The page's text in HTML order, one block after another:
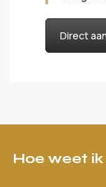
Direct
Hoe weet